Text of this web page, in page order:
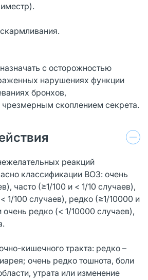
с осторожностью
нарушениях функции
бронхов,
скоплением секрета.
реакций
классификации ВОЗ: очень
часто (≥1/100 и < 1/10 случаев),
1/100 случаев), редко (≥1/10000 и
очень редко (< 1/10000 случаев),
кишечного тракта: редко –
очень редко тошнота, боли
утрата или изменение